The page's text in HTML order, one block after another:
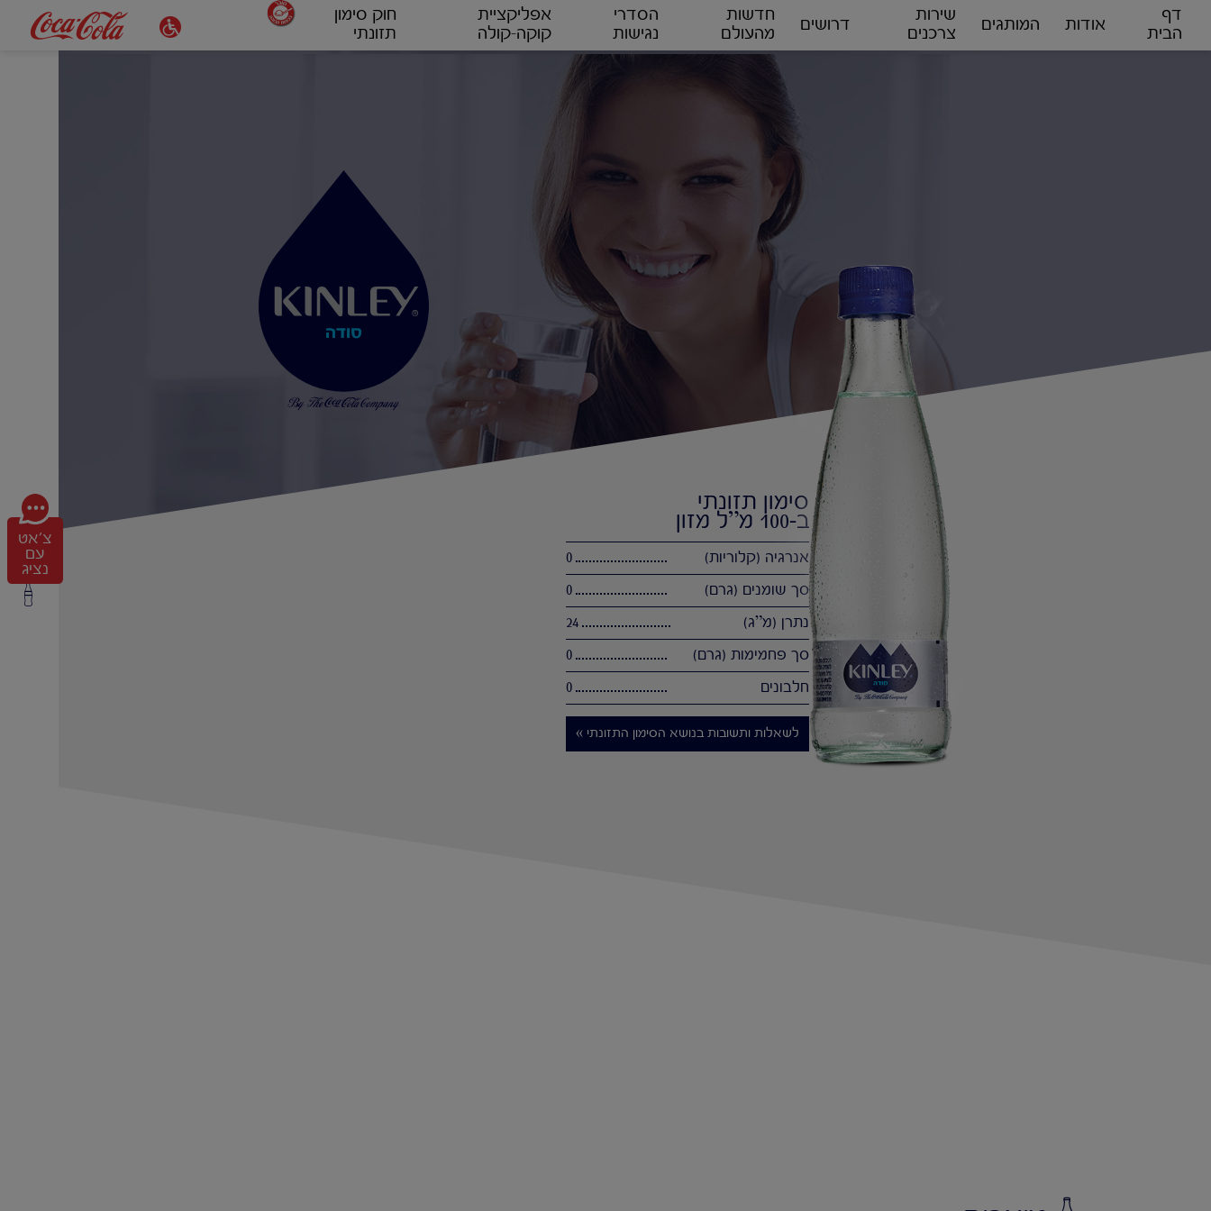
צ'אט
עם
נציג
דף
הבית
אודות המותגים
שירות
צרכנים
דרושים
חדשות
מהעולם
הסדרי
נגישות
אפליקציית
קוקה-קולה
חוק סימון
תזונתי
סימון תזונתי
ב-100 מ”ל מזון
אנרגיה (קלוריות)
0
סך שומנים (גרם)
0
נתרן (מ”ג)
24
סך פחמימות (גרם)
0
חלבונים
0
לשאלות ותשובות בנושא הסימון התזונתי »